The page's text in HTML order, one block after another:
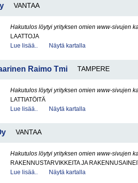
VANTAA
Hakutulos löytyi yrityksen omien www-sivujen
LAATTOJA
Lue lisää..
Näytä kartalla
Raimo Tmi TAMPERE
Hakutulos löytyi yrityksen omien www-sivujen
LATTIATÖITÄ
Lue lisää..
Näytä kartalla
VANTAA
Hakutulos löytyi yrityksen omien www-sivujen
RAKENNUSTARVIKKEITA JA
Lue lisää..
Näytä kartalla